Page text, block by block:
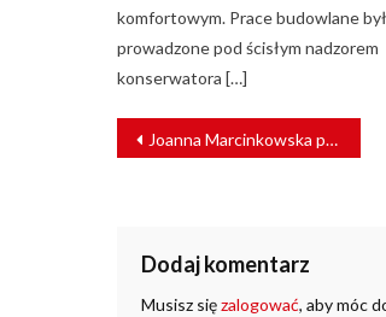
komfortowym. Prace budowlane
prowadzone pod ścisłym nadzorem
konserwatora […]
NAWIGACJA
WPISU
Joanna Marcinkowska powołana na Rzecznika Praw Pasażera Kolei
Dodaj komentarz
Musisz sięzalogować, aby móc